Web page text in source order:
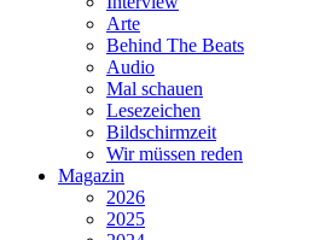
Arte
Behind The Beats
Audio
Mal schauen
Lesezeichen
Bildschirmzeit
Wir müssen reden
Magazin
2026
2025